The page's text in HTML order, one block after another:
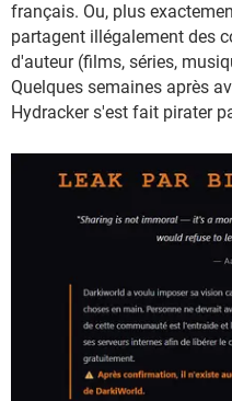
français. Ou, plus
partagent illégalement des
d'auteur (films, séries,
Quelques semaines après
Hydracker s'est fait pirater